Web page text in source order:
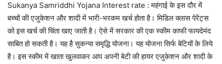
Sukanya Samriddhi Yojana Interest rate : महंगाई के इस दौर में
बच्चों की एजुकेशन और शादी में भारी-भरकम खर्च होता है। मिडिल क्लास पेरेंट्स
को इस खर्च की चिंता खाए जाती है। ऐसे में सरकार की एक स्कीम काफी फायदेमंद
साबित हो सकती है। यह है सुकन्या समृद्धि योजना। यह योजना सिर्फ बेटियों के लिये
है। इस स्कीम में खाता खुलवाकर आप अपनी बेटी की हायर एजुकेशन और शादी के